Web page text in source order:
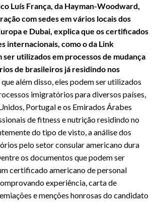
Luís França, da Hayman-Woodward,
com sedes em vários locais dos
e Dubai, explica que os certificados
internacionais, como o da Link
ser utilizados em processos de mudança
de brasileiros já residindo nos
que além disso, eles podem ser utilizados
imigratórios para diversos países,
Portugal e os Emirados Árabes
de fitness e nutrição residindo no
do tipo de visto, a análise dos
pelo setor consular americano dura
os documentos que podem ser
certificado americano de personal
experiência, carta de
e menções honrosas do candidato